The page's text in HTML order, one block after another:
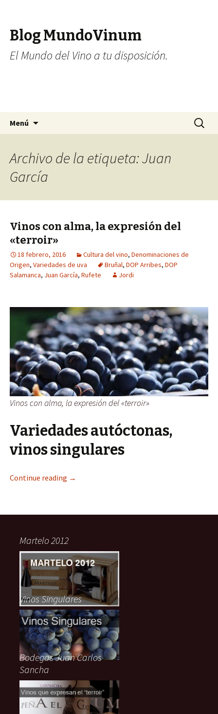
Blog MundoVinum
El Mundo del Vino a tu disposición.
Menú Buscar:
Archivo de la etiqueta: Juan
García
Vinos con alma, la expresión del
«terroir»
18 febrero, 2016 Cultura del vino, Denominaciones de
Origen, Variedades de uva Bruñal, DOP Arribes, DOP
Salamanca, Juan García, Rufete Jordi
Vinos con alma, la expresión del «terroir»
Variedades autóctonas,
vinos singulares
Continue reading →
Martelo 2012
Vinos Singulares
Bodegas Juan Carlos
Sancha